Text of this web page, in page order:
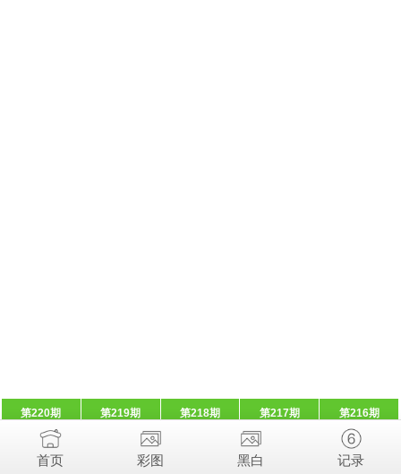
第220期 第219期 第218期 第217期 第216期
首页 彩图 黑白 记录